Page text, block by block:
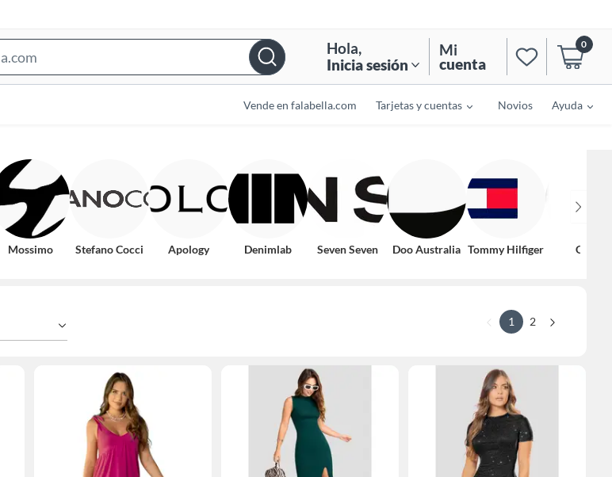
Bar
Hola,
Inicia sesión
Mi
cuenta
0
Vende en falabella.com Tarjetas y cuentas Novios Ayuda
Mossimo Stefano Cocci Apology Denimlab Seven Seven Doo Australia Tommy Hilfiger Gap
1 2